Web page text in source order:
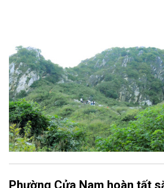
Phường Cửa Nam hoàn tất